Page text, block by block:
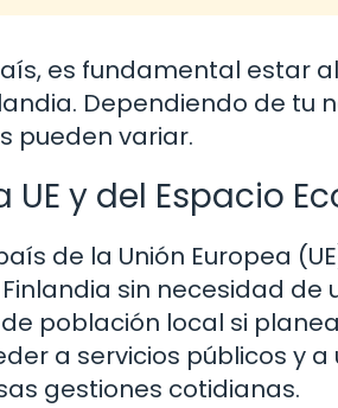
es fundamental estar
Dependiendo de tu
pueden variar.
UE y del Espacio
de la Unión Europea
sin necesidad
población local si
a servicios públicos y
gestiones cotidianas.